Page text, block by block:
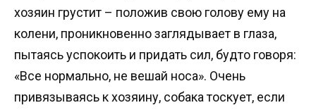
хозяин грустит – положив свою голову ему на
колени, проникновенно заглядывает в глаза,
пытаясь успокоить и придать сил, будто говоря:
«Все нормально, не вешай носа». Очень
привязываясь к хозяину, собака тоскует, если